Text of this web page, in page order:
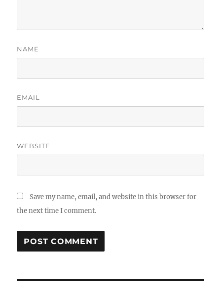
NAME
EMAIL
WEBSITE
Save my name, email, and website in this browser for
the next time I comment.